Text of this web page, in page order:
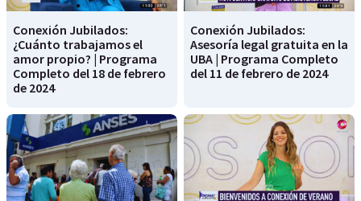
Conexión Jubilados:
¿Cuánto trabajamos el
amor propio? | Programa
Completo del 18 de febrero
de 2024
Conexión Jubilados:
Asesoría legal gratuita en la
UBA | Programa Completo
del 11 de febrero de 2024